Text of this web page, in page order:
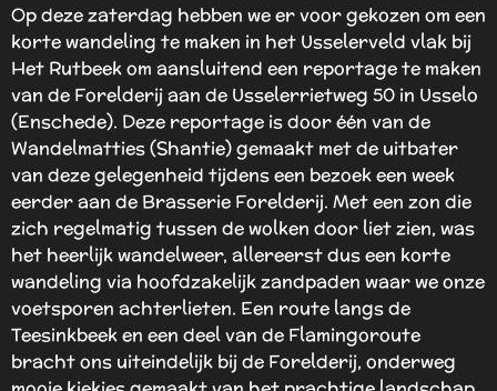
Op deze zaterdag hebben we er voor gekozen om een
korte wandeling te maken in het Usselerveld vlak bij
Het Rutbeek om aansluitend een reportage te maken
van de Forelderij aan de Usselerrietweg 50 in Usselo
(Enschede). Deze reportage is door één van de
Wandelmatties (Shantie) gemaakt met de uitbater
van deze gelegenheid tijdens een bezoek een week
eerder aan de Brasserie Forelderij. Met een zon die
zich regelmatig tussen de wolken door liet zien, was
het heerlijk wandelweer, allereerst dus een korte
wandeling via hoofdzakelijk zandpaden waar we onze
voetsporen achterlieten. Een route langs de
Teesinkbeek en een deel van de Flamingoroute
bracht ons uiteindelijk bij de Forelderij, onderweg